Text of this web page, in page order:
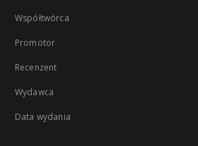
Współtwórca
Promotor
Recenzent
Wydawca
Data wydania